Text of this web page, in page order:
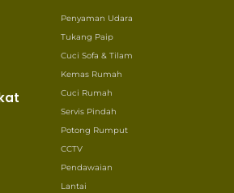
Penyaman Udara
Tukang Paip
Cuci Sofa & Tilam
Kemas Rumah
Cuci Rumah
Servis Pindah
Potong Rumput
CCTV
Pendawaian
Lantai